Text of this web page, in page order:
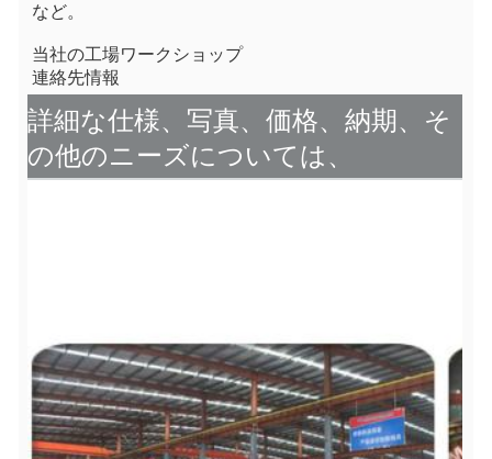
など。
当社の工場ワークショップ
連絡先情報
詳細な仕様、写真、価格、納期、そ
の他のニーズについては、